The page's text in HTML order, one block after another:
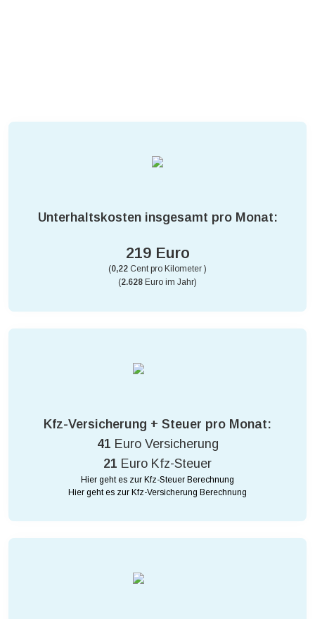
Unterhaltskosten insgesamt pro Monat:
219 Euro
(0,22 Cent pro Kilometer )
(2.628 Euro im Jahr)
Kfz-Versicherung + Steuer pro Monat:
41 Euro Versicherung
21 Euro Kfz-Steuer
Hier geht es zur Kfz-Steuer Berechnung
Hier geht es zur Kfz-Versicherung Berechnung